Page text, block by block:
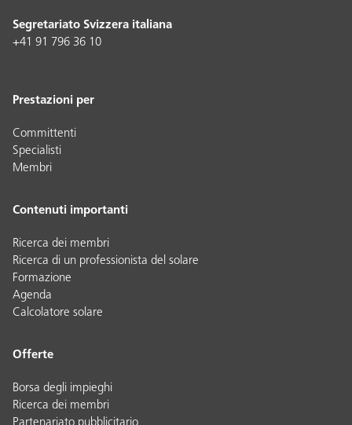
Segretariato Svizzera italiana
+41 91 796 36 10
Prestazioni per
Committenti
Specialisti
Membri
Contenuti importanti
Ricerca dei membri
Ricerca di un professionista del solare
Formazione
Agenda
Calcolatore solare
Offerte
Borsa degli impieghi
Ricerca dei membri